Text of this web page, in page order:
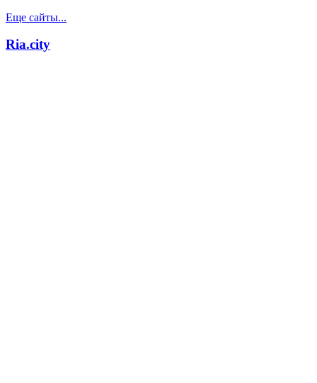
Еще сайты...
Ria.city